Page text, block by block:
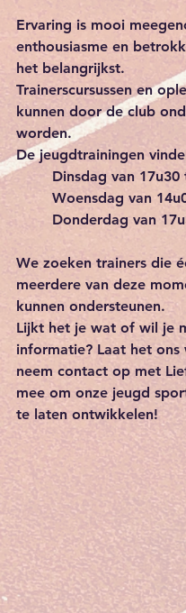
Ervaring is mooi
enthousiasme en
het belangrijkst.
Trainerscursussen en
kunnen door de club
worden.
De jeugdtrainingen
Dinsdag van
Woensdag van
Donderdag van
We zoeken trainers die
meerdere van deze
kunnen ondersteunen.
Lijkt het je wat of wil je
informatie? Laat het
neem contact op met
mee om onze jeugd
te laten ontwikkelen!